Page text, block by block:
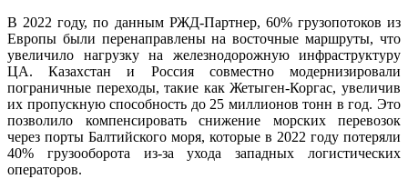
В 2022 году, по данным РЖД-Партнер, 60% грузопотоков из
Европы были перенаправлены на восточные маршруты, что
увеличило нагрузку на железнодорожную инфраструктуру
ЦА. Казахстан и Россия совместно модернизировали
пограничные переходы, такие как Жетыген-Коргас, увеличив
их пропускную способность до 25 миллионов тонн в год. Это
позволило компенсировать снижение морских перевозок
через порты Балтийского моря, которые в 2022 году потеряли
40% грузооборота из-за ухода западных логистических
операторов.